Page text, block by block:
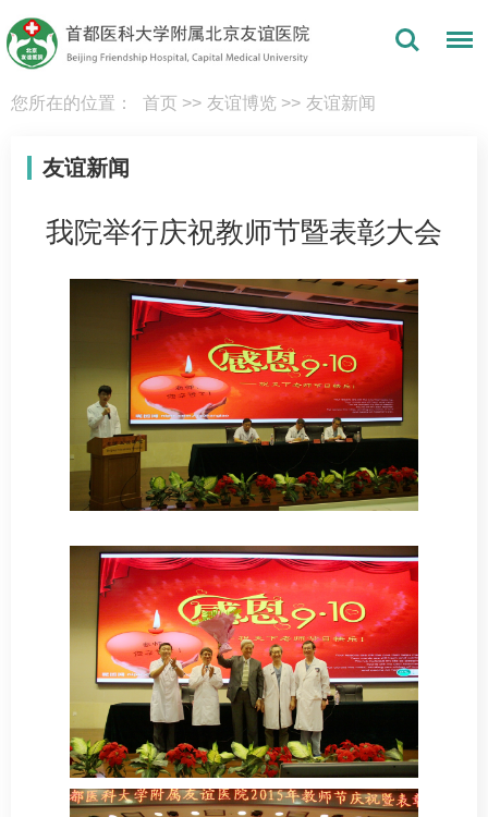
您所在的位置： 首页 >> 友谊博览 >> 友谊新闻
友谊新闻
我院举行庆祝教师节暨表彰大会